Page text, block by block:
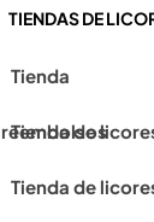
TIENDAS DE
Tienda
Tienda de
Tienda de